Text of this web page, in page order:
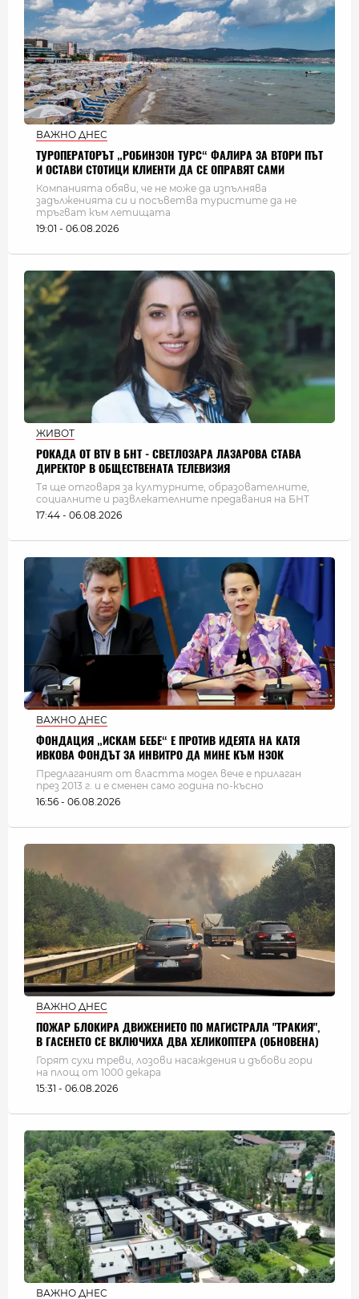
ВАЖНО ДНЕС
ТУРОПЕРАТОРЪТ „РОБИНЗОН ТУРС“ ФАЛИРА ЗА ВТОРИ ПЪТ
И ОСТАВИ СТОТИЦИ КЛИЕНТИ ДА СЕ ОПРАВЯТ САМИ
Компанията обяви, че не може да изпълнява
задълженията си и посъветва туристите да не
тръгват към летищата
19:01 - 06.08.2026
ЖИВОТ
РОКАДА ОТ BTV В БНТ - СВЕТЛОЗАРА ЛАЗАРОВА СТАВА
ДИРЕКТОР В ОБЩЕСТВЕНАТА ТЕЛЕВИЗИЯ
Тя ще отговаря за културните, образователните,
социалните и развлекателните предавания на БНТ
17:44 - 06.08.2026
ВАЖНО ДНЕС
ФОНДАЦИЯ „ИСКАМ БЕБЕ“ Е ПРОТИВ ИДЕЯТА НА КАТЯ
ИВКОВА ФОНДЪТ ЗА ИНВИТРО ДА МИНЕ КЪМ НЗОК
Предлаганият от властта модел вече е прилаган
през 2013 г. и е сменен само година по-късно
16:56 - 06.08.2026
ВАЖНО ДНЕС
ПОЖАР БЛОКИРА ДВИЖЕНИЕТО ПО МАГИСТРАЛА "ТРАКИЯ",
В ГАСЕНЕТО СЕ ВКЛЮЧИХА ДВА ХЕЛИКОПТЕРА (ОБНОВЕНА)
Горят сухи треви, лозови насаждения и дъбови гори
на площ от 1000 декара
15:31 - 06.08.2026
ВАЖНО ДНЕС